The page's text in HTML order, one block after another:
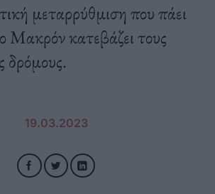
μεταρρύθμιση που πάει
Μακρόν κατεβάζει τους
δρόμους.
19.03.2023